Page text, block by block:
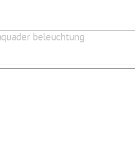
beleuchtung